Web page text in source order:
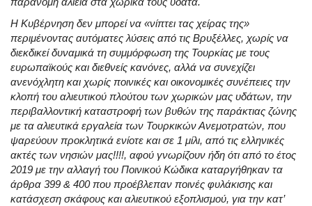
Η Κυβέρνηση δεν μπορεί να «νίπτει τας χείρας της»
περιμένοντας αυτόματες λύσεις από τις Βρυξέλλες, χωρίς να
διεκδικεί δυναμικά τη συμμόρφωση της Τουρκίας με τους
ευρωπαϊκούς και διεθνείς κανόνες, αλλά να συνεχίζει
ανενόχλητη και χωρίς ποινικές και οικονομικές συνέπειες την
κλοπή του αλιευτικού πλούτου των χωρικών μας υδάτων, την
περιβαλλοντική καταστροφή των βυθών της παράκτιας ζώνης
με τα αλιευτικά εργαλεία των Τουρκικών Ανεμοτρατών, που
ψαρεύουν προκλητικά ενίοτε και σε 1 μίλι, από τις ελληνικές
ακτές των νησιών μας!!!!, αφού γνωρίζουν ήδη ότι από το έτος
2019 με την αλλαγή του Ποινικού Κώδικα καταργήθηκαν τα
άρθρα 399 & 400 που προέβλεπαν ποινές φυλάκισης και
κατάσχεση σκάφους και αλιευτικού εξοπλισμού, για την κατ’